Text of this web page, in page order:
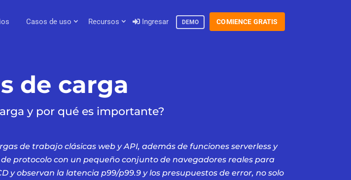
Casos de uso Recursos Ingresar DEMO COMIENCE GRATIS
de carga
y por qué es importante?
de trabajo clásicas web y API, además de funciones serverless y
protocolo con un pequeño conjunto de navegadores reales para
y observan la latencia p99/p99.9 y los presupuestos de error, no solo